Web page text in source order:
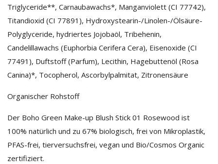
Triglyceride**, Carnaubawachs*, Manganviolett (CI 77742),
Titandioxid (CI 77891), Hydroxystearin-/Linolen-/Ölsäure-
Polyglyceride, hydriertes Jojobaöl, Tribehenin,
Candelillawachs (Euphorbia Cerifera Cera), Eisenoxide (CI
77491), Duftstoff (Parfum), Lecithin, Hagebuttenöl (Rosa
Canina)*, Tocopherol, Ascorbylpalmitat, Zitronensäure
Organischer Rohstoff
Der Boho Green Make-up Blush Stick 01 Rosewood ist
100% natürlich und zu 67% biologisch, frei von Mikroplastik,
PFAS-frei, tierversuchsfrei, vegan und Bio/Cosmos Organic
zertifiziert.